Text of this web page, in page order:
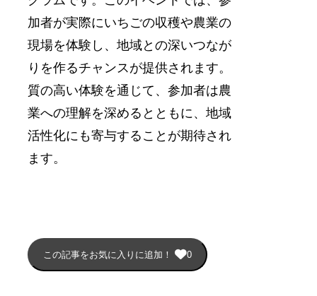
加者が実際にいちごの収穫や農業の
現場を体験し、地域との深いつなが
りを作るチャンスが提供されます。
質の高い体験を通じて、参加者は農
業への理解を深めるとともに、地域
活性化にも寄与することが期待され
ます。
この記事をお気に入りに追加！ 0